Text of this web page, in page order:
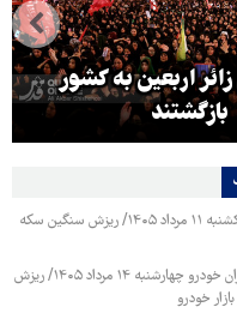
زائر اربعین به کشور
بازگشتند
قیمت طلا و سکه یکشنبه ۱۱ مرداد ۱۴۰۵/ ریزش سنگین سکه
قیمت محصولات ایران خودرو چهارشنبه ۱۴ مرداد ۱۴۰۵/ ریزش
خودرو